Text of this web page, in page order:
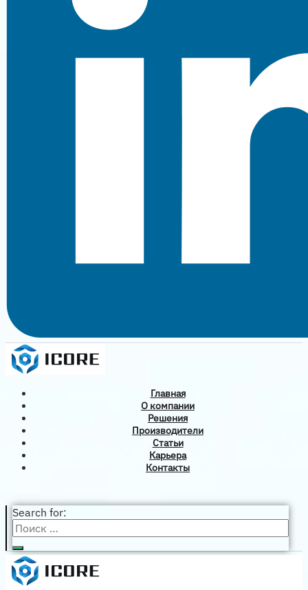
Главная
О компании
Решения
Производители
Статьи
Карьера
Контакты
Search for: